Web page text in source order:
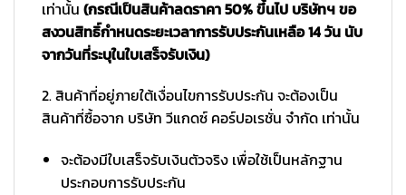
เท่านั้น (กรณีเป็นสินค้าลดราคา 50% ขึ้นไป บริษัทฯ ขอ
สงวนสิทธิ์กำหนดระยะเวลาการรับประกันเหลือ 14 วัน นับ
จากวันที่ระบุในใบเสร็จรับเงิน)
2. สินค้าที่อยู่ภายใต้เงื่อนไขการรับประกัน จะต้องเป็น
สินค้าที่ซื้อจาก บริษัท วีแกดซ์ คอร์ปอเรชั่น จำกัด เท่านั้น
จะต้องมีใบเสร็จรับเงินตัวจริง เพื่อใช้เป็นหลักฐาน
ประกอบการรับประกัน